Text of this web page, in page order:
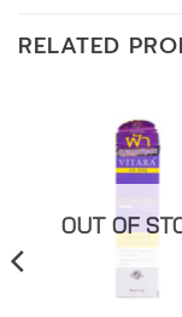
RELATED
OUT OF